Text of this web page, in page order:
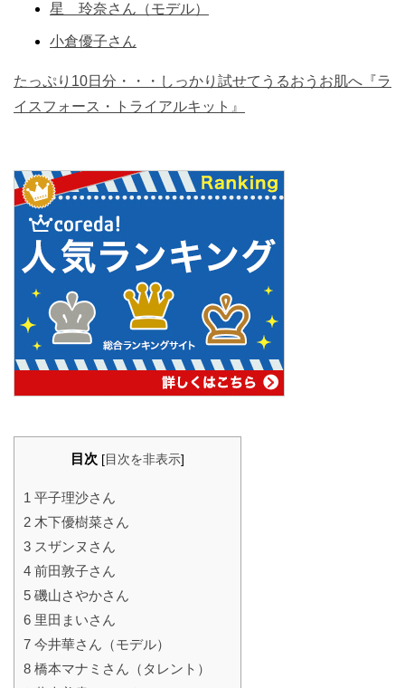
星 玲奈さん（モデル）
小倉優子さん
たっぷり10日分・・・しっかり試せてうるおうお肌へ『ラ
イスフォース・トライアルキット』
目次 [ 目次を非表示]
1 平子理沙さん
2 木下優樹菜さん
3 スザンヌさん
4 前田敦子さん
5 磯山さやかさん
6 里田まいさん
7 今井華さん（モデル）
8 橋本マナミさん（タレント）